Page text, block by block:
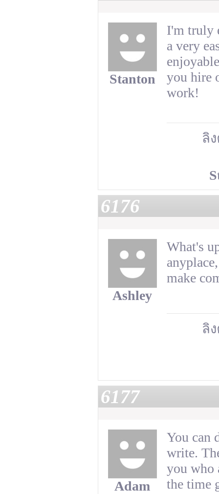
Stanton
I'm truly
a very
you hire
work!
ลิ
6176
Ashley
What's
make
ลิ
6177
Adam
You can
write.
you who
the time